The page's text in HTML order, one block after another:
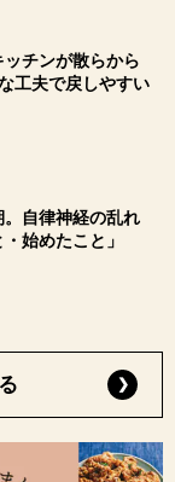
チンが散らから
工夫で戻しやすい
自律神経の乱れ
始めたこと」